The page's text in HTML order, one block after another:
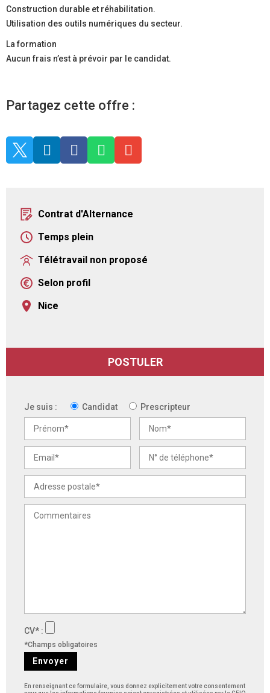
Construction durable et réhabilitation.
Utilisation des outils numériques du secteur.
La formation
Aucun frais n’est à prévoir par le candidat.
Partagez cette offre :
    
Contrat d'Alternance
Temps plein
Télétravail non proposé
Selon profil
Nice
POSTULER
Je suis : Candidat Prescripteur
CV* :
*Champs obligatoires
Envoyer
En renseignant ce formulaire, vous donnez explicitement votre consentement